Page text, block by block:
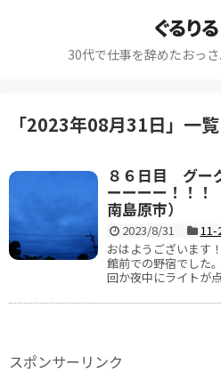
ぐるりる
30代で仕事を辞めたおっ
「2023年08月31日」 一覧
８６日目 グー
ーーーー！！
南島原市）
2023/8/31
11-
おはようございます
館前での野宿でした
回か夜中にライトが
スポンサーリンク